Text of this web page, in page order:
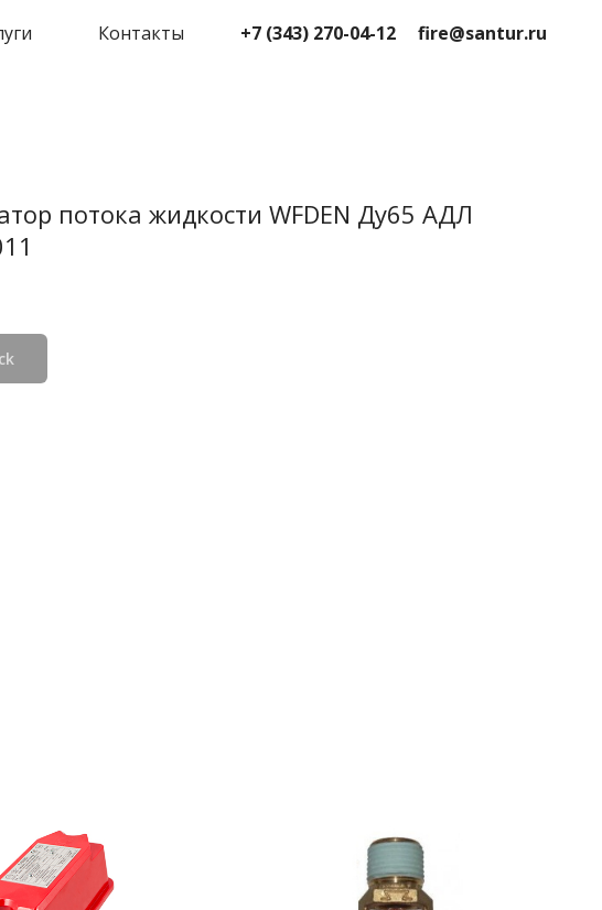
Контакты +7 (343) 270-04-12 fire@santur.ru
потока жидкости WFDEN Ду65 АДЛ